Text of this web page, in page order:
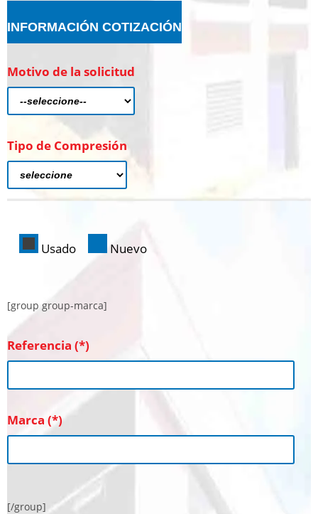
INFORMACIÓN COTIZACIÓN
Motivo de la solicitud
Tipo de Compresión
Usado Nuevo
[group group-marca]
Referencia (*)
Marca (*)
[/group]